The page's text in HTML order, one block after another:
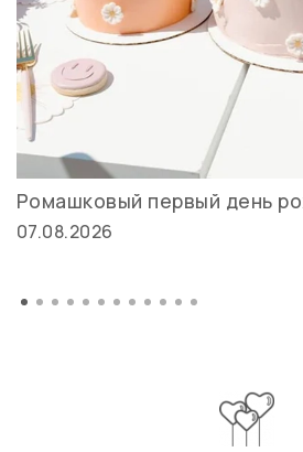
Ромашковый первый день
07.08.2026